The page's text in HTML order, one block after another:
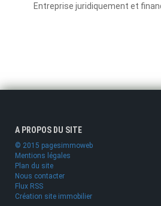
Entreprise juridiquement et
A PROPOS DU SITE
© 2015 pagesimmoweb
Mentions légales
Plan du site
Nous contacter
Flux RSS
Création site immobilier